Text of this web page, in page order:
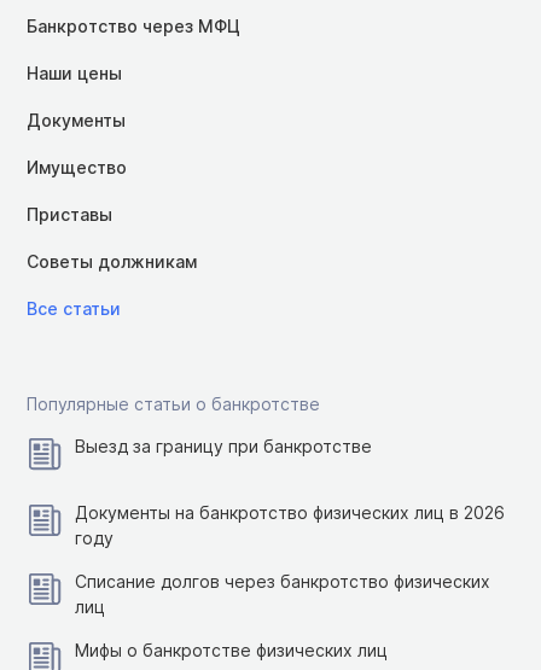
Банкротство через МФЦ
Наши цены
Документы
Имущество
Приставы
Советы должникам
Все статьи
Популярные статьи о банкротстве
Выезд за границу при банкротстве
Документы на банкротство физических лиц в 2026
году
Списание долгов через банкротство физических
лиц
Мифы о банкротстве физических лиц